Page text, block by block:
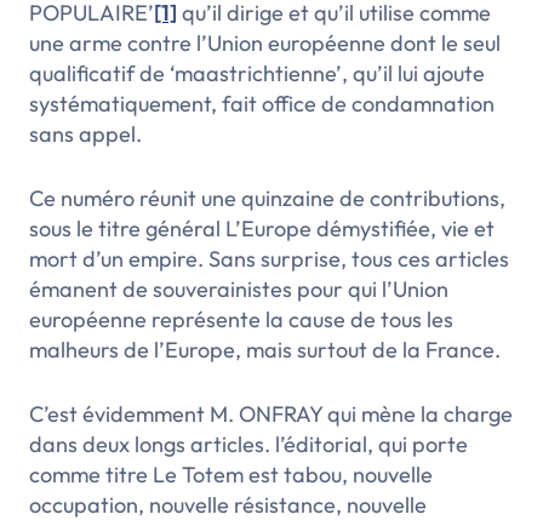
POPULAIRE’[1] qu’il dirige et qu’il utilise comme
une arme contre l’Union européenne dont le seul
qualificatif de ‘maastrichtienne’, qu’il lui ajoute
systématiquement, fait office de condamnation
sans appel.
Ce numéro réunit une quinzaine de contributions,
sous le titre général L’Europe démystifiée, vie et
mort d’un empire. Sans surprise, tous ces articles
émanent de souverainistes pour qui l’Union
européenne représente la cause de tous les
malheurs de l’Europe, mais surtout de la France.
C’est évidemment M. ONFRAY qui mène la charge
dans deux longs articles. l’éditorial, qui porte
comme titre Le Totem est tabou, nouvelle
occupation, nouvelle résistance, nouvelle